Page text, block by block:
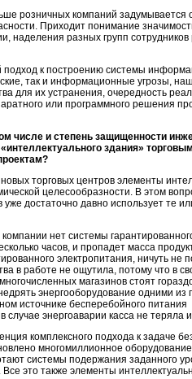
розничных компаний задумывается
Приходит понимание
наделения разных групп
к построению системы
так и информационные угрозы,
для их устранения, очередность
или программного решения
числе и степень защищенности
здания»
торговых центров элементы
целесообразности. В этом
достаточно давно использует те
нет системы
часов, и пропадет масса
электропитания, ничуть не
в работе не ощутила, потому что в
магазинов стоят
энергооборудование одними из
источнике бесперебойного питания
энергоаварии касса не
комплексного подхода к задаче
многомиллионное
системы подержания заданного
это также элементы